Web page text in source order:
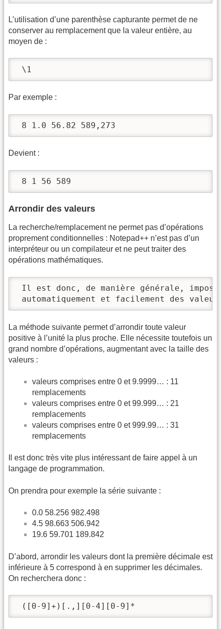
L’utilisation d’une parenthèse capturante permet de ne
conserver au remplacement que la valeur entière, au
moyen de :
\1
Par exemple :
8 1.0 56.82 589,273
Devient :
8 1 56 589
Arrondir des valeurs
La recherche/remplacement ne permet pas d’opérations
proprement conditionnelles : Notepad++ n’est pas d’un
interpréteur ou un compilateur et ne peut traiter des
opérations mathématiques.
Il est donc, de manière générale,
automatiquement et facilement des
La méthode suivante permet d’arrondir toute valeur
positive à l’unité la plus proche. Elle nécessite toutefois un
grand nombre d’opérations, augmentant avec la taille des
valeurs :
valeurs comprises entre 0 et 9.9999… : 11
remplacements
valeurs comprises entre 0 et 99.999… : 21
remplacements
valeurs comprises entre 0 et 999.99… : 31
remplacements
Il est donc très vite plus intéressant de faire appel à un
langage de programmation.
On prendra pour exemple la série suivante :
0.0 58.256 982.498
4.5 98.663 506.942
19.6 59.701 189.842
D’abord, arrondir les valeurs dont la première décimale est
inférieure à 5 correspond à en supprimer les décimales.
On recherchera donc :
([0-9]+)[.,][0-4][0-9]*